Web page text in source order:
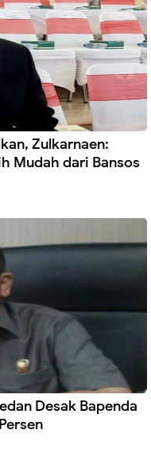
Zulkarnaen:
Mudah dari Bansos
Desak Bapenda